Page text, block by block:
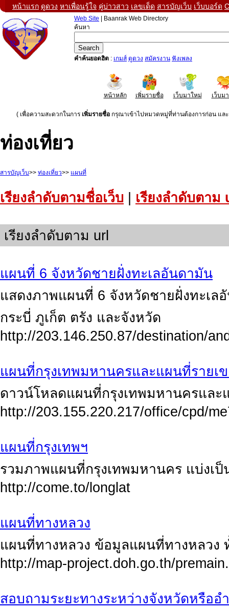
หน้าแรก ดูดวง หาเพื่อนรู้ใจ คู่บ่าวสาว เลขเด็ด สารบัญเว็บ เว็บบอร์ด
Web Site | Baanrak Web Directory
ค้นหา
คำค้นยอดฮิต : เกมส์ ดูดวง สมัครงาน ฟังเพลง
หน้าหลัก เพิ่มรายชื่อ เว็บมาใหม่ เว็บม
( เพื่อความสะดวกในการ เพิ่มรายชื่อ กรุณาเข้าไปหมวดหมู่ที่ท่านต้องการก่อน แล
ท่องเที่ยว
สารบัญเว็บ>> ท่องเที่ยว>> แผนที่
เรียงลำดับตามชื่อเว็บ เรียงลำดับตาม
เรียงลำดับตาม url
แผนที่ 6 จังหวัดชายฝั่งทะเลอันดามัน
แสดงภาพแผนที่ 6 จังหวัดชายฝั่งทะเล
กระบี่ ภูเก็ต ตรัง และจังหวัด
http://203.146.250.87/destination/
แผนที่กรุงเทพมหานครและแผนที่รายเ
ดาวน์โหลดแผนที่กรุงเทพมหานครและ
http://203.155.220.217/office/cpd/
แผนที่กรุงเทพฯ
รวมภาพแผนที่กรุงเทพมหานคร แบ่งเป็
http://come.to/longlat
แผนที่ทางหลวง
แผนที่ทางหลวง ข้อมูลแผนที่ทางหลวง
http://map-project.doh.go.th/
สอบถามระยะทางระหว่างจังหวัดหรืออ